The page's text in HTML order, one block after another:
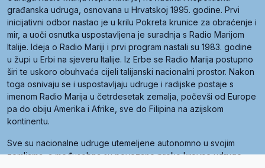
građanska udruga, osnovana u Hrvatskoj 1995. godine. Prvi
inicijativni odbor nastao je u krilu Pokreta krunice za obraćenje i
mir, a uoči osnutka uspostavljena je suradnja s Radio Marijom
Italije. Ideja o Radio Mariji i prvi program nastali su 1983. godine
u župi u Erbi na sjeveru Italije. Iz Erbe se Radio Marija postupno
širi te uskoro obuhvaća cijeli talijanski nacionalni prostor. Nakon
toga osnivaju se i uspostavljaju udruge i radijske postaje s
imenom Radio Marija u četrdesetak zemalja, počevši od Europe
pa do obiju Amerika i Afrike, sve do Filipina na azijskom
kontinentu.
Sve su nacionalne udruge utemeljene autonomno u svojim
zemljama, a međusobna su povezane preko krovne udruge